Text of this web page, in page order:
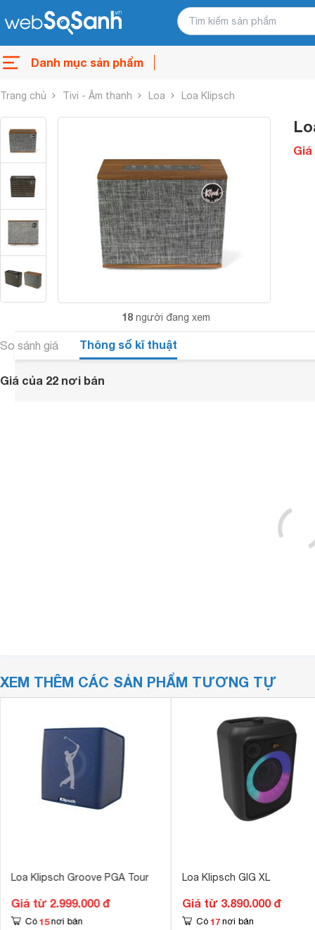
Danh mục sản phẩm
Trang chủ Tivi - Âm thanh Loa Loa Klipsch
18 người đang xem
Giá
So sánh giá Thông số kĩ thuật
Giá của 22 nơi bán
XEM THÊM CÁC SẢN PHẨM TƯƠNG TỰ
Loa Klipsch Groove PGA Tour
Giá từ 2.999.000 đ
Có 15 nơi bán
Loa Klipsch GIG XL
Giá từ 3.890.000 đ
Có 17 nơi bán